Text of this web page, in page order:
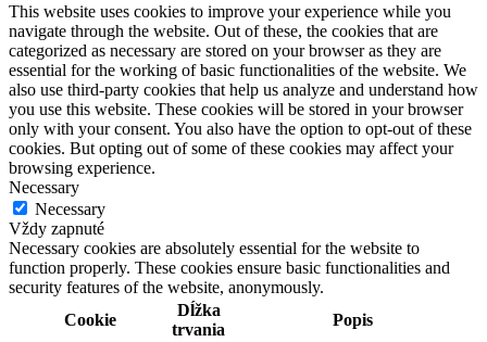
This website uses cookies to improve your experience while you
navigate through the website. Out of these, the cookies that are
categorized as necessary are stored on your browser as they are
essential for the working of basic functionalities of the website. We
also use third-party cookies that help us analyze and understand how
you use this website. These cookies will be stored in your browser
only with your consent. You also have the option to opt-out of these
cookies. But opting out of some of these cookies may affect your
browsing experience.
Necessary
Necessary
Vždy zapnuté
Necessary cookies are absolutely essential for the website to
function properly. These cookies ensure basic functionalities and
security features of the website, anonymously.
Cookie
Dĺžka
trvania
Popis